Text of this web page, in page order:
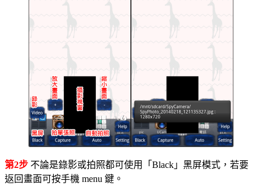
第2步 不論是錄影或拍照都可使用「Black」黑屏模式，若要
返回畫面可按手機 menu 鍵。